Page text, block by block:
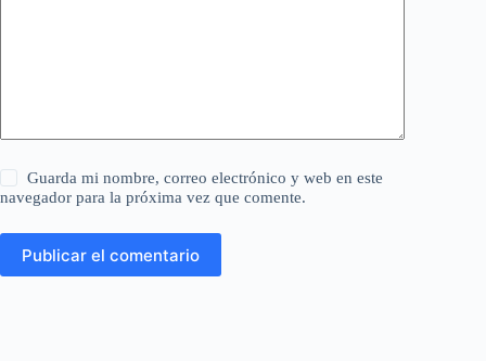
Guarda mi nombre, correo electrónico y web en este
navegador para la próxima vez que comente.
Publicar el comentario